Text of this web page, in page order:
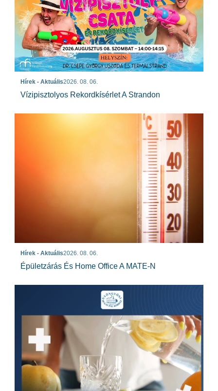
Hírek - Aktuális2026. 08. 06.
Vízipisztolyos Rekordkísérlet A Strandon
Hírek - Aktuális2026. 08. 06.
Épületzárás És Home Office A MATE-N